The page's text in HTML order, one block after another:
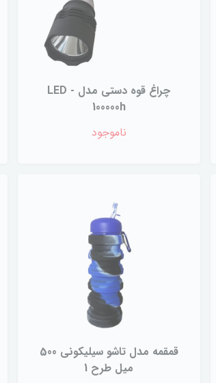
چراغ قوه دستی مدل LED -
100000h
ناموجود
قمقمه مدل تاشو سیلیکونی 500
میل طرح 1